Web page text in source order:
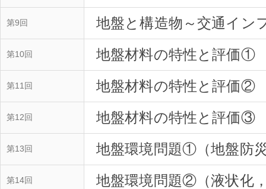
第9回 地盤と構造物～交通イン
第10回 地盤材料の特性と評価①
第11回 地盤材料の特性と評価②
第12回 地盤材料の特性と評価③
第13回 地盤環境問題①（地盤防
第14回 地盤環境問題②（液状化